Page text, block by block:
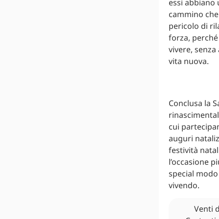
essi abbiano
cammino
pericolo di
forza,
vivere,
vita nuova.
Conclusa la
cui
auguri
festività
l’occasione
special
vivendo.
Venti